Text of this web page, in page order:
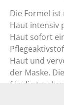
Die Formel
Haut intensiv
Haut sofort
Haut und
der Maske.
für die